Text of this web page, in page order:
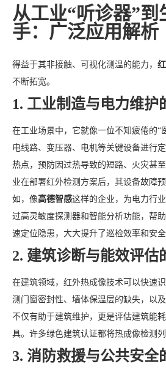
从工业“听诊器”到
手：广泛应用解析
得益于其非接触、可视化测温的能力，
不断拓宽。
1. 工业制造与电力维护
在工业场景中，它就像一位不知疲倦的“
电线路、变压器、电机等关键设备进行
热点，预防因过热导致的短路、火灾甚
业在部署红外检测方案后，其设备故障
如，像高德智感这样的企业，为电力行
过高灵敏度探测器和智能分析功能，帮
速定位隐患，大大提升了巡检效率和安全
2. 建筑诊断与能效评估
在建筑领域，红外热成像技术可以快速
测门窗密封性、墙体保温层的缺失，以
不仅有助于建筑维护，更是评估建筑能
具。许多绿色建筑认证都将热成像检测列
3. 消防救援与公共安全